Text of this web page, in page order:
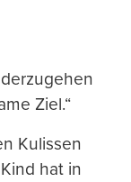
Ziel.“
Kulissen
hat in